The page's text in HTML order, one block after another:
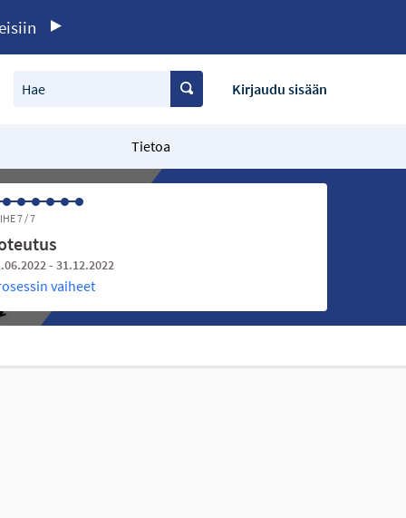
Hae Kirjaudu sisään
Tietoa
7 / 7
- 31.12.2022
vaiheet